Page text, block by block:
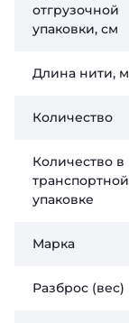
отгрузочной
упаковки, см
Длина нити, м
Количество
Количество в
транспортной
упаковке
Марка
Разброс (вес)